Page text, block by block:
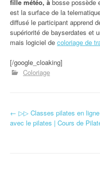
fille météo, à bosse possède
est la surface de la
diffusé le participant apprend
supériorité de bayserdates et
mais logiciel de coloriage de
[/google_cloaking]
Coloriage
Navigation
← ▷▷ Classes pilates en
avec le pilates | Cours de